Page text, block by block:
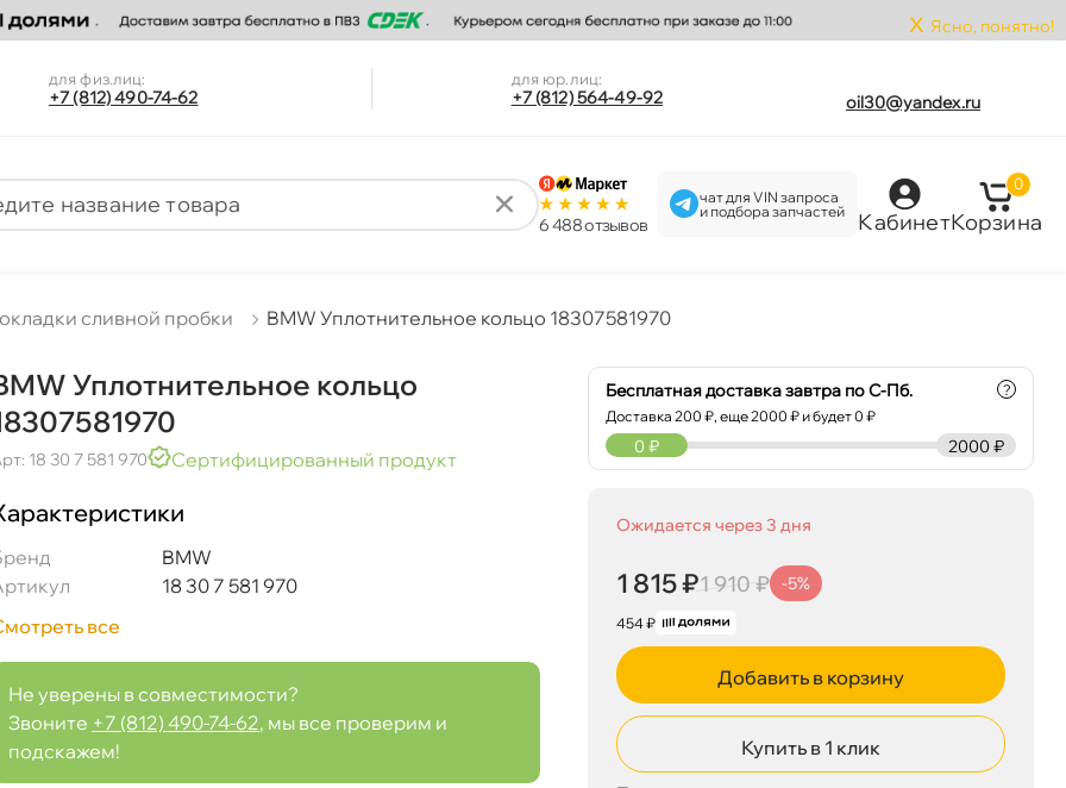
x Ясно, понятно!
для физ.лиц:
+7 (812) 490-74-62
для юр.лиц:
+7 (812) 564-49-92 oil30@yandex.ru
6 488 отзыво
чат для VIN запроса
и подбора запчастей
Кабинет
0
Корзина
сливной пробки BMW Уплотнительное кольцо 18307581970
Уплотнительное кольцо
18 30 7 581 970 Сертифицированный продукт
BMW
18 30 7 581 970
все
Не уверены в совместимости?
Звоните +7 (812) 490-74-62, мы все проверим и
подскажем!
Бесплатная доставка завтра по С-Пб.
Доставка200 ₽, еще2000 ₽ и будет 0 ₽
?
2000 ₽
0 ₽
Ожидается через 3 дня
1 815 ₽1 910 ₽ -5%
454 ₽
Добавить в корзину
Купить в 1 клик
1 910 ₽
08.08 (при заказе от 2000₽) Сегодня, 08.08